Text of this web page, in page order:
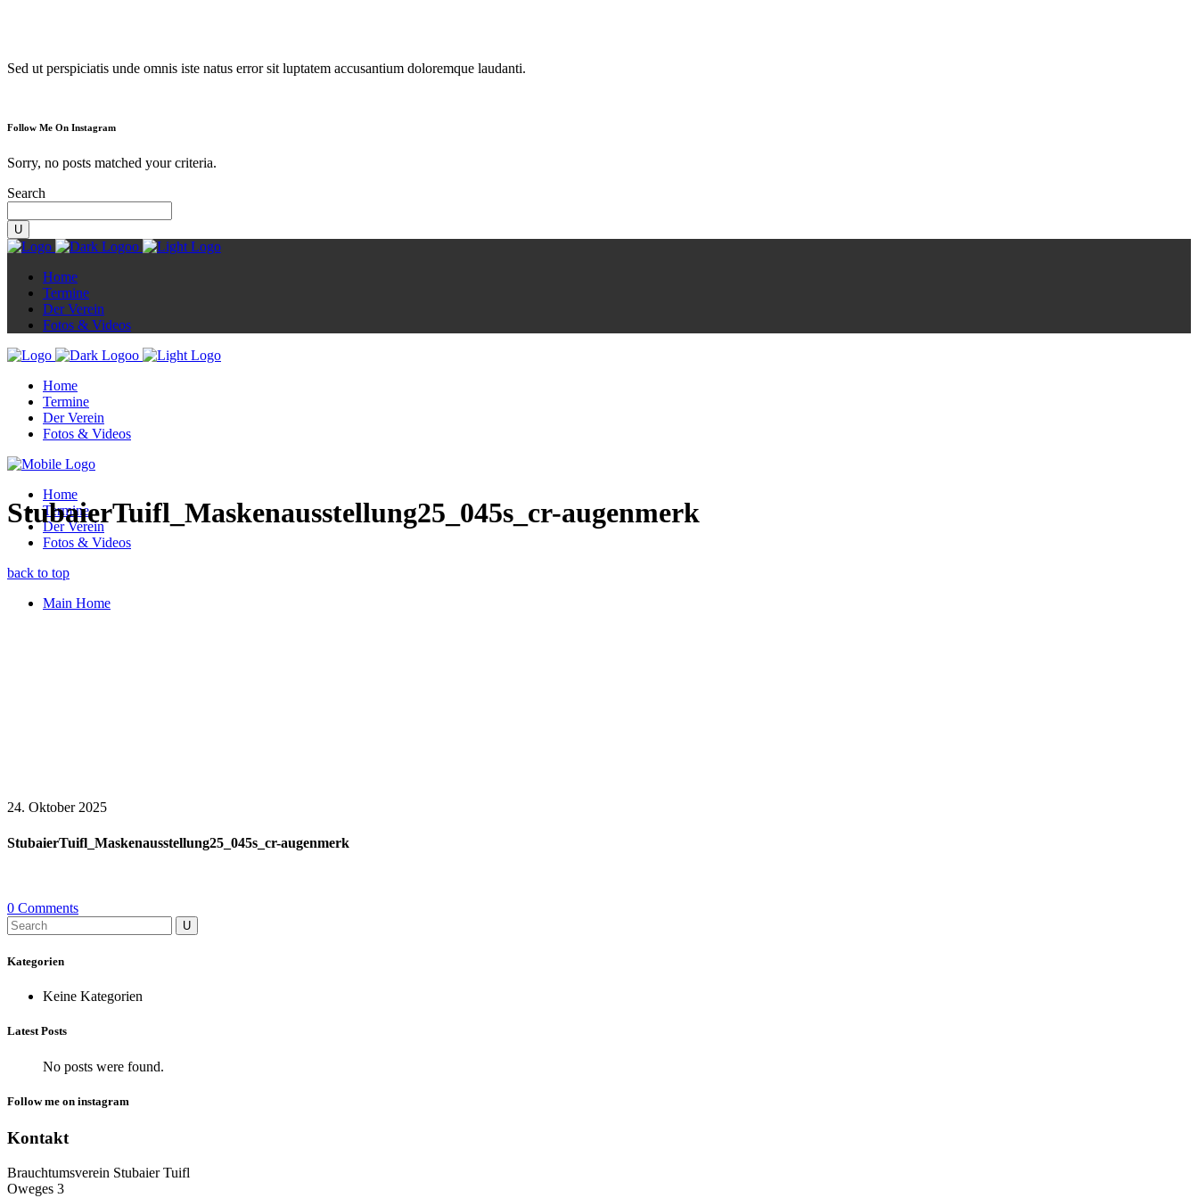
Sed ut perspiciatis unde omnis iste natus error sit luptatem accusantium doloremque laudanti.
Follow Me On Instagram
Sorry, no posts matched your criteria.
Search
Home
Termine
Der Verein
Fotos & Videos
Home
Termine
Der Verein
Fotos & Videos
Home
Termine
Der Verein
Fotos & Videos
back to top
Main Home
StubaierTuifl_Maskenausstellung25_045s_cr-augenmerk
24. Oktober 2025
StubaierTuifl_Maskenausstellung25_045s_cr-augenmerk
0 Comments
Search
for:
Kategorien
Keine Kategorien
Latest Posts
No posts were found.
Follow me on instagram
Kontakt
Brauchtumsverein Stubaier Tuifl
Oweges 3